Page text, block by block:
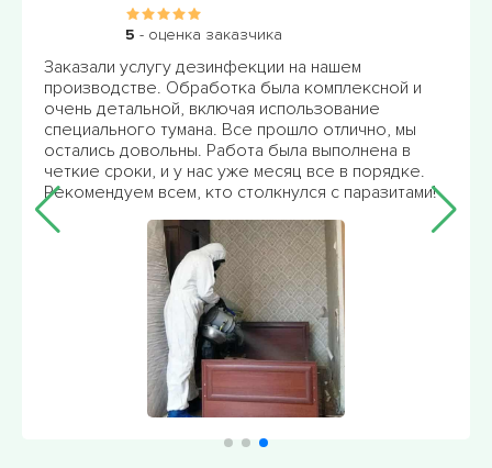
5 - оценка заказчика
Обращались в "ПрофМастер" для обработки
нашего офисного помещения. Решили провести
дезинфекцию всего здания. Приехали очень
быстро и провели профессиональную
дезинфекцию с использованием
сертифицированных средств.